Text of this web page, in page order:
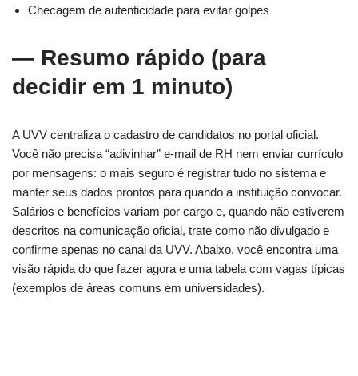
Checagem de autenticidade para evitar golpes
— Resumo rápido (para
decidir em 1 minuto)
A UVV centraliza o cadastro de candidatos no portal oficial.
Você não precisa “adivinhar” e-mail de RH nem enviar currículo
por mensagens: o mais seguro é registrar tudo no sistema e
manter seus dados prontos para quando a instituição convocar.
Salários e benefícios variam por cargo e, quando não estiverem
descritos na comunicação oficial, trate como não divulgado e
confirme apenas no canal da UVV. Abaixo, você encontra uma
visão rápida do que fazer agora e uma tabela com vagas típicas
(exemplos de áreas comuns em universidades).